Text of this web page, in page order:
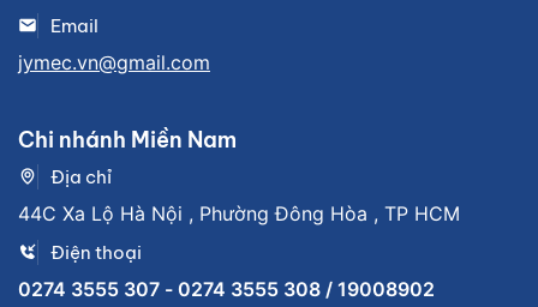
Email
jymec.vn@gmail.com
Chi nhánh Miền Nam
Địa chỉ
44C Xa Lộ Hà Nội , Phường Đông Hòa , TP HCM
Điện thoại
0274 3555 307 - 0274 3555 308 / 19008902